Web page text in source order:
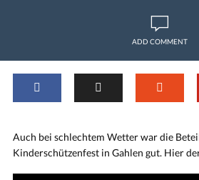
ADD COMMENT
Auch bei schlechtem Wetter war die
Kinderschützenfest in Gahlen gut. Hier